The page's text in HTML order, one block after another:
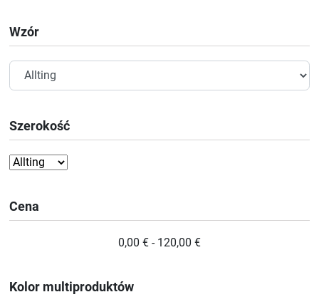
Wzór
Szerokość
Cena
0,00 € - 120,00 €
Kolor multiproduktów